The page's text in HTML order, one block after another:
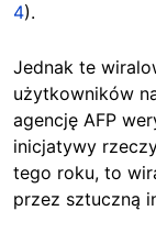
4).
Jednak te
użytkowników
agencję AFP
inicjatywy
tego roku, to
przez sztuczną